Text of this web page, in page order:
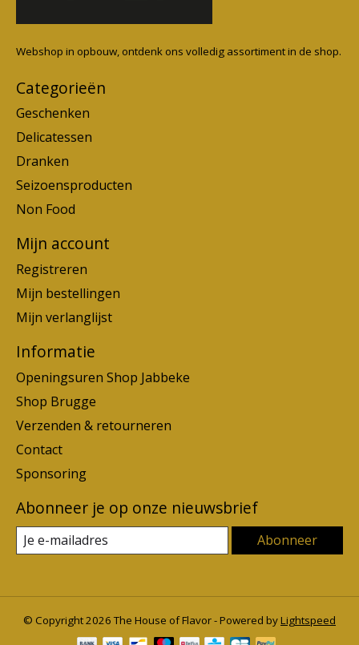
Webshop in opbouw, ontdenk ons volledig assortiment in de shop.
Categorieën
Geschenken
Delicatessen
Dranken
Seizoensproducten
Non Food
Mijn account
Registreren
Mijn bestellingen
Mijn verlanglijst
Informatie
Openingsuren Shop Jabbeke
Shop Brugge
Verzenden & retourneren
Contact
Sponsoring
Abonneer je op onze nieuwsbrief
Abonneer
© Copyright 2026 The House of Flavor - Powered byLightspeed